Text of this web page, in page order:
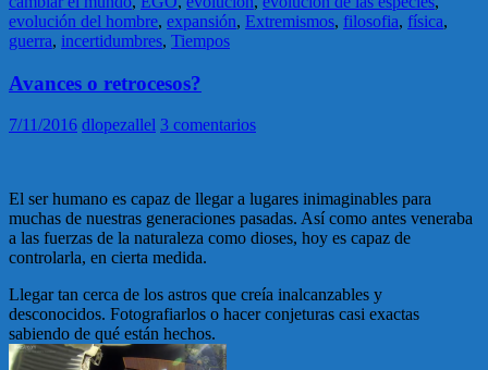
evolución del hombre, expansión, Extremismos, filosofia, física,
guerra, incertidumbres, Tiempos
Avances o retrocesos?
7/11/2016 dlopezallel 3 comentarios
El ser humano es capaz de llegar a lugares inimaginables para
muchas de nuestras generaciones pasadas. Así como antes veneraba
a las fuerzas de la naturaleza como dioses, hoy es capaz de
controlarla, en cierta medida.
Llegar tan cerca de los astros que creía inalcanzables y
desconocidos. Fotografiarlos o hacer conjeturas casi exactas
sabiendo de qué están hechos.